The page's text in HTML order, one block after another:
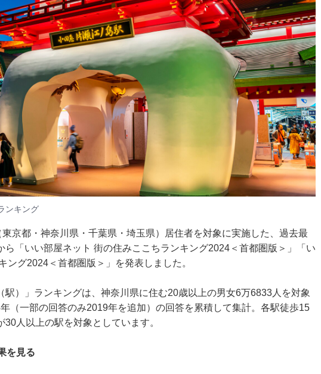
ンキング
京都・神奈川県・千葉県・埼玉県）居住者を対象に実施した、過去最
ら「いい部屋ネット 街の住みここちランキング2024＜首都圏版＞」「い
ング2024＜首都圏版＞」を発表しました。
駅）」ランキングは、神奈川県に住む20歳以上の男女6万6833人を対象
（一部の回答のみ2019年を追加）の回答を累積して集計。各駅徒歩15
人以上の駅を対象としています。
を見る